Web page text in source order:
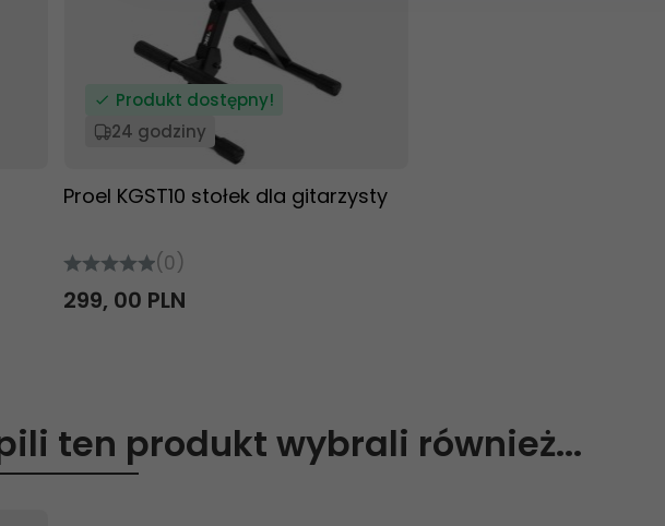
Produkt dostępny!
24 godziny
Proel KGST10 stołek dla gitarzysty
(0)
299, 00 PLN
ten produkt wybrali również...